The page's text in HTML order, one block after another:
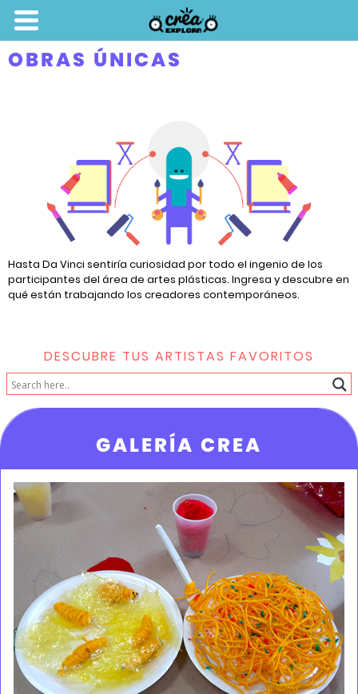
OBRAS ÚNICAS
Hasta Da Vinci sentiría curiosidad por todo el ingenio de los
participantes del área de artes plásticas. Ingresa y descubre en
qué están trabajando los creadores contemporáneos.
DESCUBRE TUS ARTISTAS FAVORITOS
GALERÍA CREA